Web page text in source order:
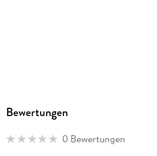
Bewertungen
0 Bewertungen